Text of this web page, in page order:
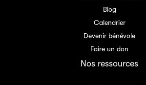
Blog
Calendrier
Devenir bénévole
Faire un don
Nos ressources